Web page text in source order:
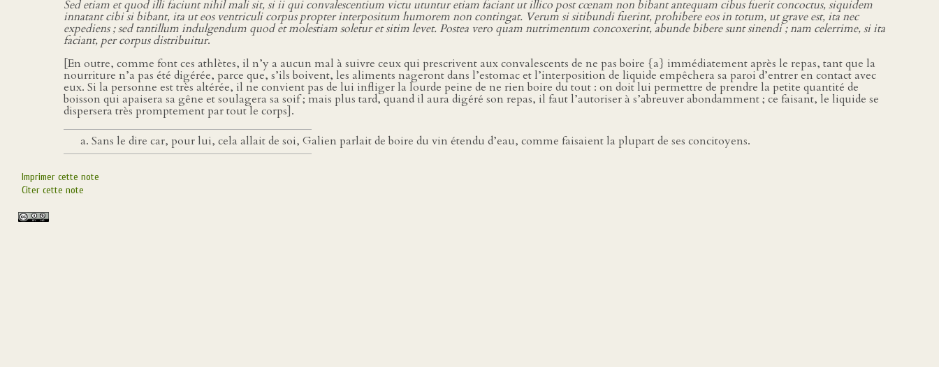
Sed etiam et quod illi faciunt nihil mali sit, si ii qui convalescentium victu utuntur etiam faciant ut illico post cœnam non bibant antequam cibus fuerit concoctus, siquidem
innatant cibi si bibant, ita ut eos ventriculi corpus propter interpositum humorem non contingat. Verum si sitibundi fuerint, prohibere eos in totum, ut grave est, ita nec
expediens ; sed tantillum indulgendum quod et molestiam soletur et sitim levet. Postea vero quam nutrimentum concoxerint, abunde bibere sunt sinendi ; nam celerrime, si ita
faciant, per corpus distribuitur.
[En outre, comme font ces athlètes, il n’y a aucun mal à suivre ceux qui prescrivent aux convalescents de ne pas boire {a} immédiatement après le repas, tant que la
nourriture n’a pas été digérée, parce que, s’ils boivent, les aliments nageront dans l’estomac et l’interposition de liquide empêchera sa paroi d’entrer en contact avec
eux. Si la personne est très altérée, il ne convient pas de lui infliger la lourde peine de ne rien boire du tout : on doit lui permettre de prendre la petite quantité de
boisson qui apaisera sa gêne et soulagera sa soif ; mais plus tard, quand il aura digéré son repas, il faut l’autoriser à s’abreuver abondamment ; ce faisant, le liquide se
dispersera très promptement par tout le corps].
Sans le dire car, pour lui, cela allait de soi, Galien parlait de boire du vin étendu d’eau, comme faisaient la plupart de ses concitoyens.
Imprimer cette note
Citer cette note